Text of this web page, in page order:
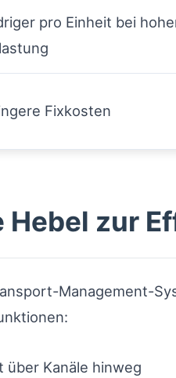
pro Einheit bei
Fixkosten
Hebel zur
Management-
Kanäle hinweg